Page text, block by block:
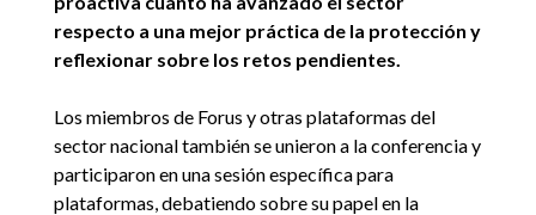
respecto a una mejor práctica de la protección y
reflexionar sobre los retos pendientes.
Los miembros de Forus y otras plataformas del
sector nacional también se unieron a la conferencia y
participaron en una sesión específica para
plataformas, debatiendo sobre su papel en la